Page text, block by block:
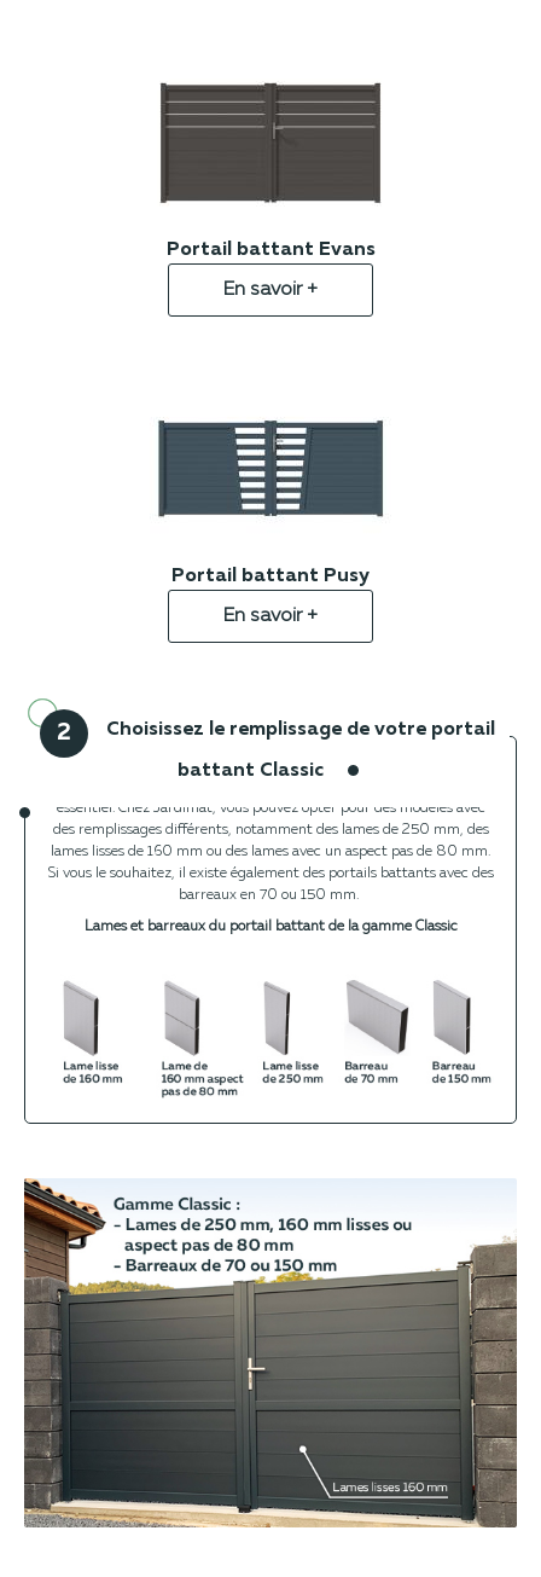
Portail battant Evans
En savoir +
Portail battant Pusy
En savoir +
2 Choisissez le remplissage de votre portail
battant Classic
essentiel. Chez Jardimat, vous pouvez opter pour des modèles avec
des remplissages différents, notamment des lames de 250 mm, des
lames lisses de 160 mm ou des lames avec un aspect pas de 80 mm.
Si vous le souhaitez, il existe également des portails battants avec des
barreaux en 70 ou 150 mm.
Lames et barreaux du portail battant de la gamme Classic